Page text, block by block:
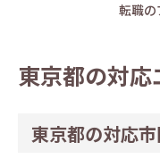
転職
東京都の対応
東京都の対応